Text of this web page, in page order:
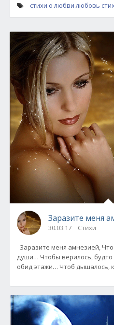
стихи о любви любовь
Заразите меня
30.03.17 Стихи
Заразите меня амнезией, Чтоб не помнить порезы
души… Чтобы верилось, будто впервые… Чтоб исчезли
обид этажи… Чтоб